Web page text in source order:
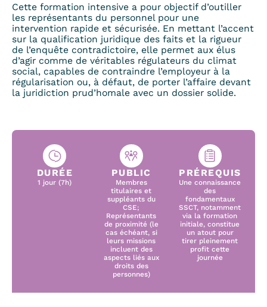
Cette formation intensive a pour objectif d’outiller
les représentants du personnel pour une
intervention rapide et sécurisée. En mettant l’accent
sur la qualification juridique des faits et la rigueur
de l’enquête contradictoire, elle permet aux élus
d’agir comme de véritables régulateurs du climat
social, capables de contraindre l’employeur à la
régularisation ou, à défaut, de porter l’affaire devant
la juridiction prud’homale avec un dossier solide.
DURÉE
1 jour (7h)
PUBLIC
Membres
titulaires et
suppléants du
CSE;
Représentants
de proximité (le
cas échéant, si
leurs missions
incluent des
aspects liés aux
droits des
personnes)
PRÉREQUIS
Une connaissance
des
fondamentaux
SSCT, notamment
via la formation
initiale, constitue
un atout pour
tirer pleinement
profit cette
journée